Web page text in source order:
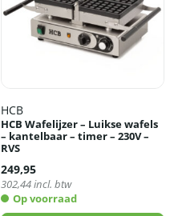
HCB
HCB Wafelijzer – Luikse wafels
– kantelbaar – timer – 230V –
RVS
249,95
302,44incl. btw
Op voorraad